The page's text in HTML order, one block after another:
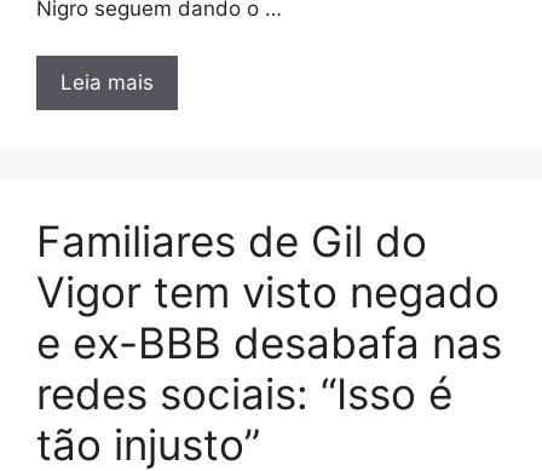
Nigro seguem dando o …
Leia mais
Familiares de Gil do
Vigor tem visto negado
e ex-BBB desabafa nas
redes sociais: “Isso é
tão injusto”